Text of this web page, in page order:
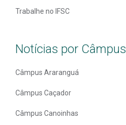
Trabalhe no IFSC
Notícias por Câmpus
Câmpus Araranguá
Câmpus Caçador
Câmpus Canoinhas